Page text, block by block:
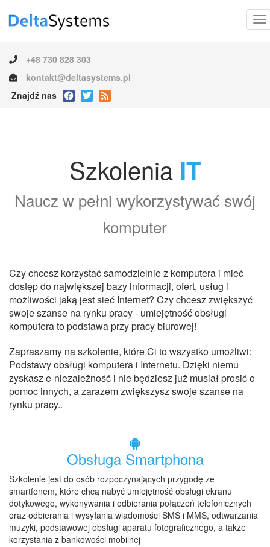
+48 730 828 303
kontakt@deltasystems.pl
Znajdź nas
Szkolenia IT
Naucz w pełni wykorzystywać swój
komputer
Czy chcesz korzystać samodzielnie z komputera i mieć
dostęp do największej bazy informacji, ofert, usług i
możliwości jaką jest sieć Internet? Czy chcesz zwiększyć
swoje szanse na rynku pracy - umiejętność obsługi
komputera to podstawa przy pracy biurowej!
Zapraszamy na szkolenie, które Ci to wszystko umożliwi:
Podstawy obsługi komputera i Internetu. Dzięki niemu
zyskasz e-niezależność i nie będziesz już musiał prosić o
pomoc innych, a zarazem zwiększysz swoje szanse na
rynku pracy..
Obsługa Smartphona
Szkolenie jest do osób rozpoczynających przygodę ze
smartfonem, które chcą nabyć umiejętność obsługi ekranu
dotykowego, wykonywania i odbierania połączeń telefonicznych
oraz odbierania i wysyłania wiadomości SMS i MMS, odtwarzania
muzyki, podstawowej obsługi aparatu fotograficznego, a także
korzystania z bankowości mobilnej